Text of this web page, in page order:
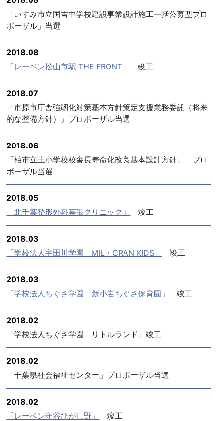
「いすみ市立国吉中学校建設事業設計施工一括公募型プロ
ポーザル」当選
2018.08
「レーベン松山市駅 THE FRONT」
竣工
2018.07
「市原市庁舎強靭化対策基本方針策定支援業務委託（将来
的な整備方針）」プロポーザル当選
2018.06
「柏市立土小学校校舎長寿命化改良基本設計方針」 プロ
ポーザル当選
2018.05
「北千葉整形外科幕張クリニック」
竣工
2018.03
「学校法人宇田川学園 MIL・CRAN KIDS」
竣工
2018.03
「学校法人ちぐさ学園 新小岩ちぐさ保育園」
竣工
2018.02
「学校法人ちぐさ学園 リトルランド」竣工
2018.02
「千葉県社会福祉センター」プロポーザル当選
2018.02
「レーベン守谷ひがし野」
竣工